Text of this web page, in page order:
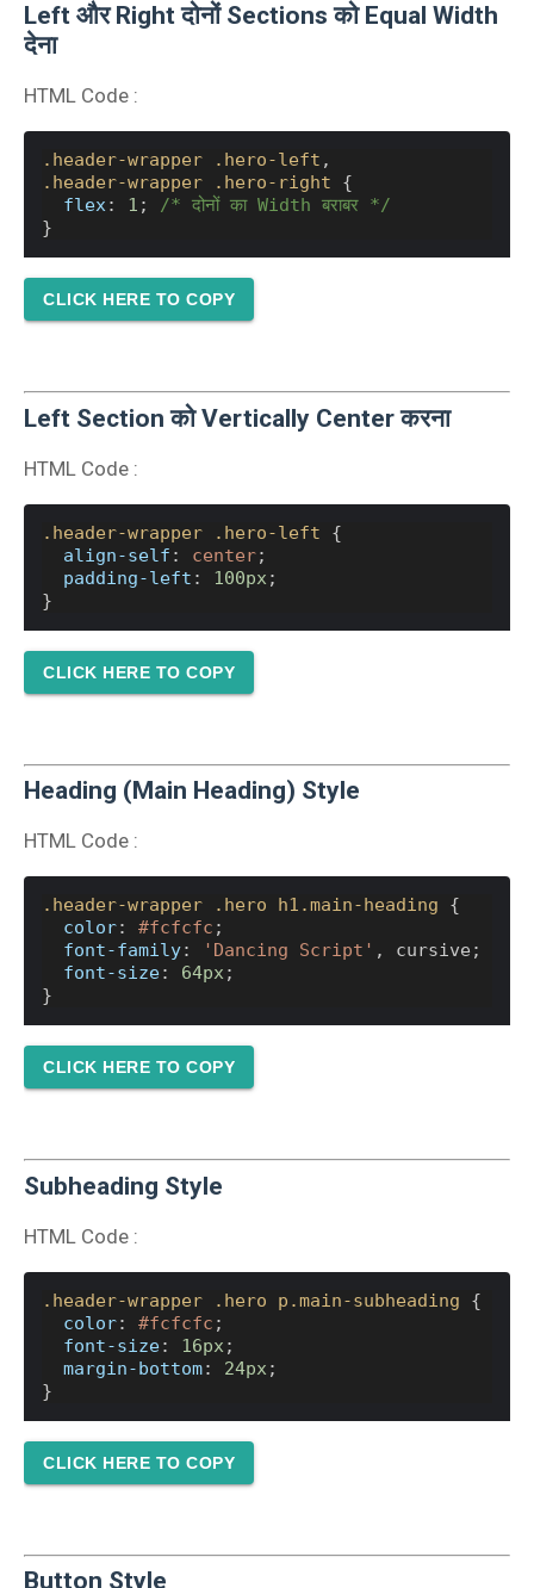
Left और Right दोनों Sections को Equal Width
देना
HTML Code :
.header-wrapper .hero-left ,
.header-wrapper
.hero-right {
flex: 1 ; /* दोनों का Width बराबर */
}
CLICK HERE TO COPY
Left Section को Vertically Center करना
HTML Code :
.header-wrapper .hero-left {
align-self : center;
padding-left : 100px;
}
CLICK HERE TO COPY
Heading (Main Heading) Style
HTML Code :
.header-wrapper .hero h1.main-heading {
color: #fcfcfc ;
font-family: 'Dancing Script' , cursive;
font-size: 64px;
}
CLICK HERE TO COPY
Subheading Style
HTML Code :
.header-wrapper .hero p.main-subheading {
color: #fcfcfc ;
font-size: 16px;
margin-bottom: 24px;
}
CLICK HERE TO COPY
Button Style